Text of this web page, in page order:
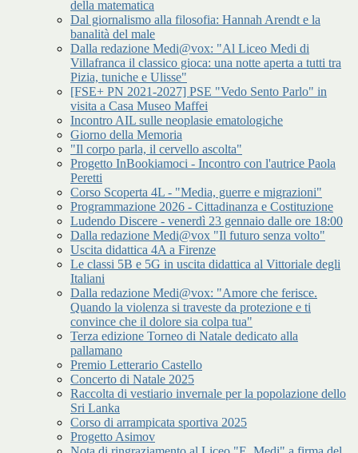
della matematica
Dal giornalismo alla filosofia: Hannah Arendt e la
banalità del male
Dalla redazione Medi@vox: "Al Liceo Medi di
Villafranca il classico gioca: una notte aperta a tutti tra
Pizia, tuniche e Ulisse"
[FSE+ PN 2021-2027] PSE "Vedo Sento Parlo" in
visita a Casa Museo Maffei
Incontro AIL sulle neoplasie ematologiche
Giorno della Memoria
"Il corpo parla, il cervello ascolta"
Progetto InBookiamoci - Incontro con l'autrice Paola
Peretti
Corso Scoperta 4L - "Media, guerre e migrazioni"
Programmazione 2026 - Cittadinanza e Costituzione
Ludendo Discere - venerdì 23 gennaio dalle ore 18:00
Dalla redazione Medi@vox "Il futuro senza volto"
Uscita didattica 4A a Firenze
Le classi 5B e 5G in uscita didattica al Vittoriale degli
Italiani
Dalla redazione Medi@vox: "Amore che ferisce.
Quando la violenza si traveste da protezione e ti
convince che il dolore sia colpa tua"
Terza edizione Torneo di Natale dedicato alla
pallamano
Premio Letterario Castello
Concerto di Natale 2025
Raccolta di vestiario invernale per la popolazione dello
Sri Lanka
Corso di arrampicata sportiva 2025
Progetto Asimov